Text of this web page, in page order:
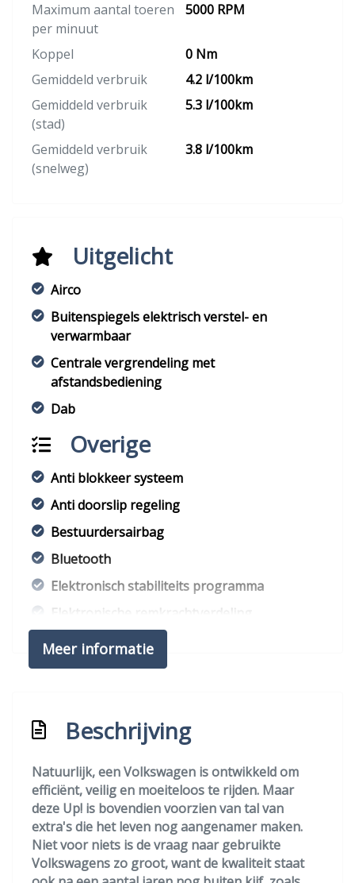
Maximum aantal toeren
per minuut
5000 RPM
Koppel
0 Nm
Gemiddeld verbruik
4.2 l/100km
Gemiddeld verbruik
(stad)
5.3 l/100km
Gemiddeld verbruik
(snelweg)
3.8 l/100km
Uitgelicht
Airco
Buitenspiegels elektrisch verstel- en
verwarmbaar
Centrale vergrendeling met
afstandsbediening
Dab
Overige
Anti blokkeer systeem
Anti doorslip regeling
Bestuurdersairbag
Bluetooth
Elektronisch stabiliteits programma
Elektronische remkrachtverdeling
Hoofd airbag(s) voor
Passagiersairbag
Exterieur
Achterruitwisser
Buitenspiegels elektrisch verstel- en
verwarmbaar
Buitenspiegels elektrisch verstelbaar
Buitenspiegels in carrosseriekleur
Meer informatie
Beschrijving
Natuurlijk, een Volkswagen is ontwikkeld om
efficiënt, veilig en moeiteloos te rijden. Maar
deze Up! is bovendien voorzien van tal van
extra's die het leven nog aangenamer maken.
Niet voor niets is de vraag naar gebruikte
Volkswagens zo groot, want de kwaliteit staat